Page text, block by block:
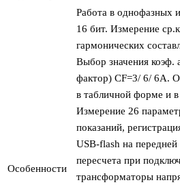
Особенности
Работа в однофазных
16 бит. Измерение
гармонических
Выбор значения коэф.
фактор) CF=3/ 6/ 6А.
в табличной форме и
Измерение 26
показаний,
USB-flash на передней
пересчета при
трансформаторы